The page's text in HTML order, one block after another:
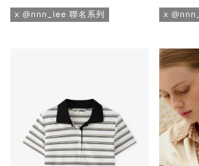
x @nnn_lee 聯名系列 x